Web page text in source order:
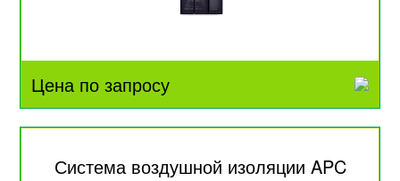
Цена по запросу
Система воздушной изоляции APC